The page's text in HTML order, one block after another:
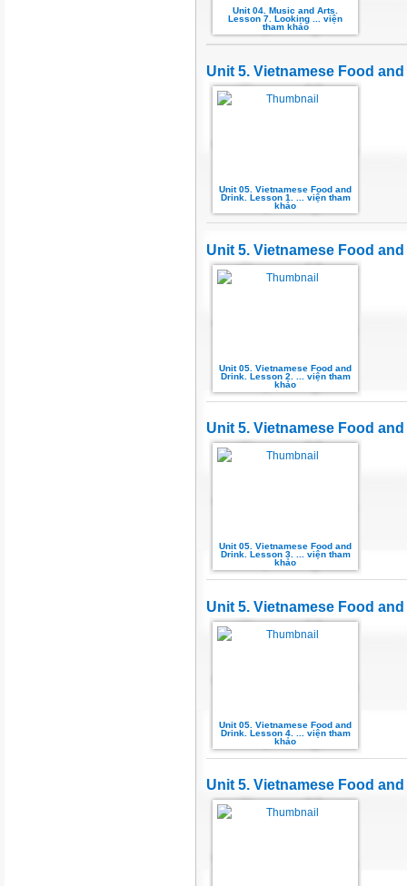
Unit 04. Music and Arts.
Lesson 7. Looking ... viện
tham khảo
Unit 5. Vietnamese Food
Unit 05. Vietnamese Food and
Drink. Lesson 1. ... viện tham
khảo
Unit 5. Vietnamese Food
Unit 05. Vietnamese Food and
Drink. Lesson 2. ... viện tham
khảo
Unit 5. Vietnamese Food
Unit 05. Vietnamese Food and
Drink. Lesson 3. ... viện tham
khảo
Unit 5. Vietnamese Food
Unit 05. Vietnamese Food and
Drink. Lesson 4. ... viện tham
khảo
Unit 5. Vietnamese Food